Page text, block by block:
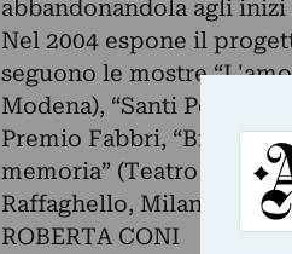
abbandonandola agli
Nel 2004 espone il
seguono le mostre
Modena), “Santi Peccati
Premio Fabbri, “Biennale
memoria” (Teatro della
Raffaghello, Milano),
ROBERTA CONI